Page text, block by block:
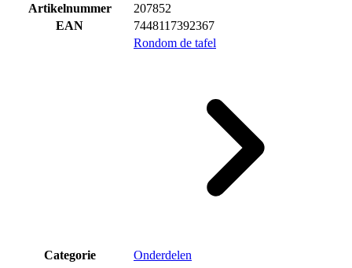
Artikelnummer
207852
EAN
7448117392367
Categorie
Rondom de tafel
Onderdelen